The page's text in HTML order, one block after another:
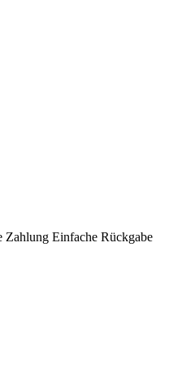
Zahlung Einfache Rückgabe